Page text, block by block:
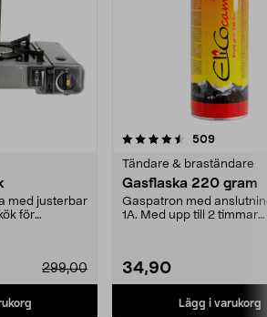
med justerbar
för
299,00
509
Tändare & braständare
Gasflaska 220 gram
Gaspatron med
1A. Med upp till 2 timmar
34,90
Lägg i varukorg
4.0 av 5 stjärnor